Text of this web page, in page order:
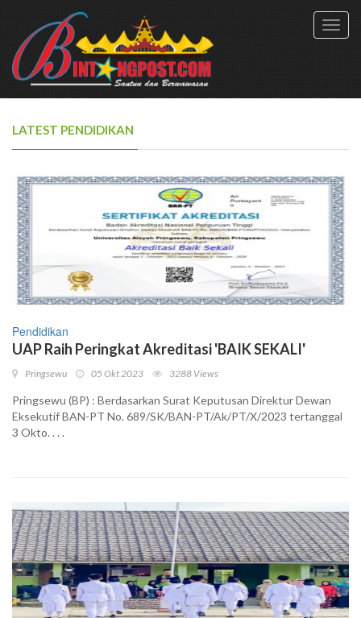
LATEST PENDIDIKAN
Pendidikan
UAP Raih Peringkat Akreditasi 'BAIK SEKALI'
Pringsewu 05 Okt 2023 3288 Views
Pringsewu (BP) : Berdasarkan Surat Keputusan Direktur Dewan
Eksekutif BAN-PT No. 689/SK/BAN-PT/Ak/PT/X/2023 tertanggal
3 Okto. . . .